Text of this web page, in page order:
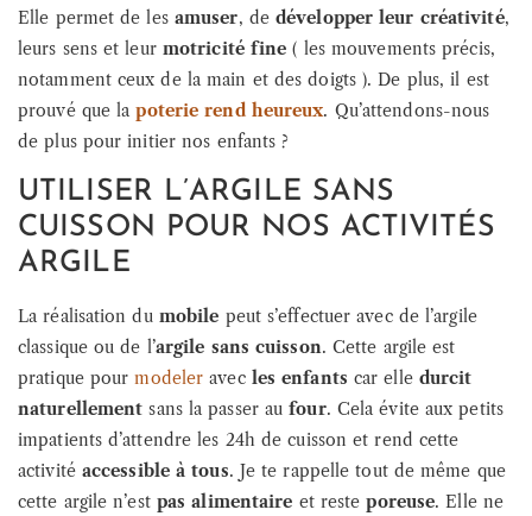
Elle permet de les amuser, dedévelopper leur créativité,
leurs sens et leur motricité fine ( les mouvements précis,
notamment ceux de la main et des doigts ). De plus, il est
prouvé que lapoterie rend heureux. Qu’attendons-nous
de plus pour initier nos enfants ?
UTILISER L’ARGILE SANS
CUISSON POUR NOS ACTIVITÉS
ARGILE
La réalisation du mobile peut s’effectuer avec de l’argile
classique ou de l’argile sans cuisson. Cette argile est
pratique pourmodeler avec les enfants car elle durcit
naturellement sans la passer aufour. Cela évite aux petits
impatients d’attendre les 24h de cuisson et rend cette
activité accessible à tous. Je te rappelle tout de même que
cette argile n’est pas alimentaire et resteporeuse. Elle ne